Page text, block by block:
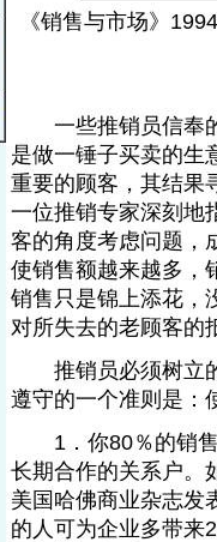
《销售与市场》
一些推销员信奉的
是做一锤子买卖的生
重要的顾客，其结果
一位推销专家深刻地
客的角度考虑问题，
使销售额越来越多，
销售只是锦上添花，
对所失去的老顾客
推销员必须树立的
遵守的一个准则是
1．你80％的销售
长期合作的关系户。
美国哈佛商业杂志发
的人可为企业多带